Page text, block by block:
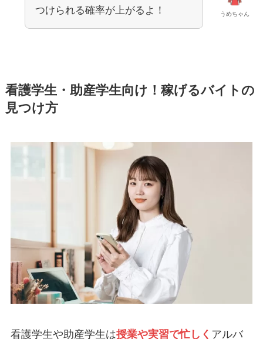
うめちゃん
つけられる確率が上がるよ！
看護学生・助産学生向け！稼げるバイトの
見つけ方
看護学生や助産学生は授業や実習で忙しく アルバ